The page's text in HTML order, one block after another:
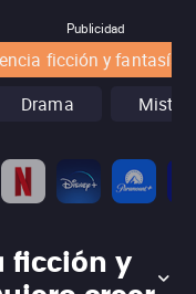
Publicidad
ficción y fantasía
Drama
ficción y